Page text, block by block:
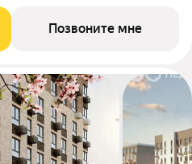
Позвоните мне